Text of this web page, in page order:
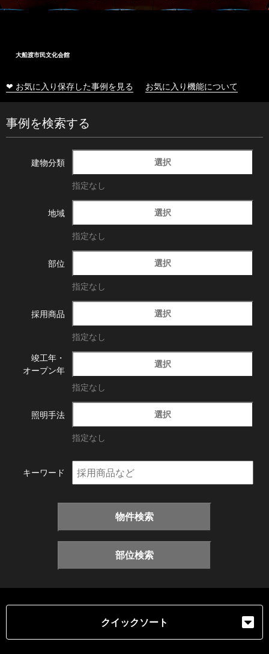
大船渡市民文化会館
❤ お気に入り保存した事例を見る お気に入り機能について
事例を検索する
建物分類 選択
指定なし
地域 選択
指定なし
部位 選択
指定なし
採用商品 選択
指定なし
竣工年・
オープン年
選択
指定なし
照明手法 選択
指定なし
キーワード
物件検索
部位検索
クイックソート